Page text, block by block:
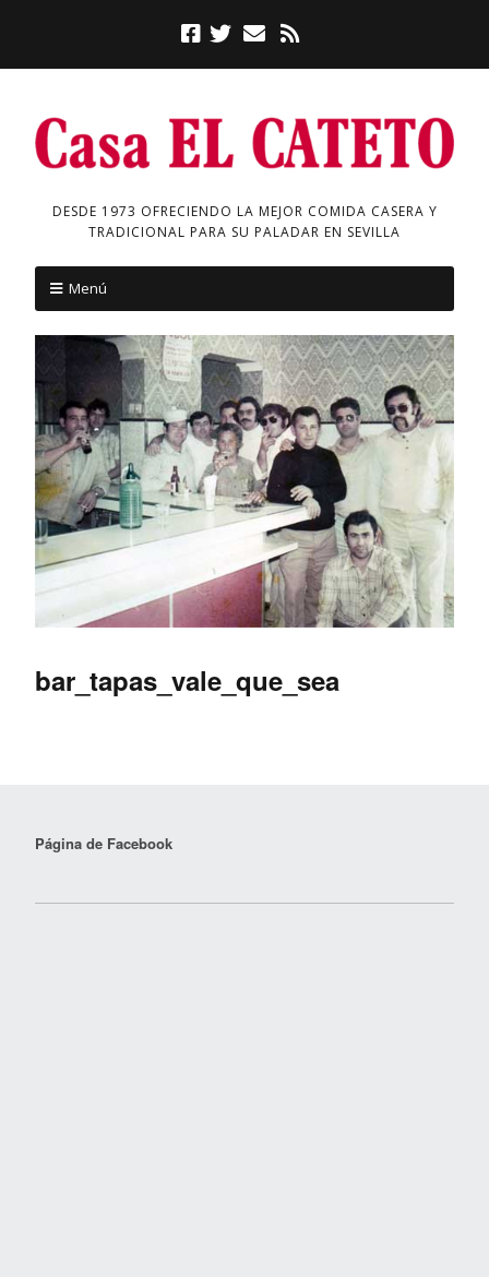
DESDE 1973 OFRECIENDO LA MEJOR COMIDA CASERA Y
TRADICIONAL PARA SU PALADAR EN SEVILLA
Menú
bar_tapas_vale_que_sea
Página de Facebook